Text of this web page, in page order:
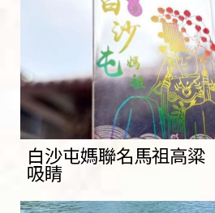
白沙屯媽聯名馬祖高
吸睛